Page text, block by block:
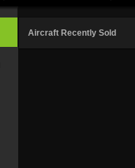
Aircraft Recently Sold